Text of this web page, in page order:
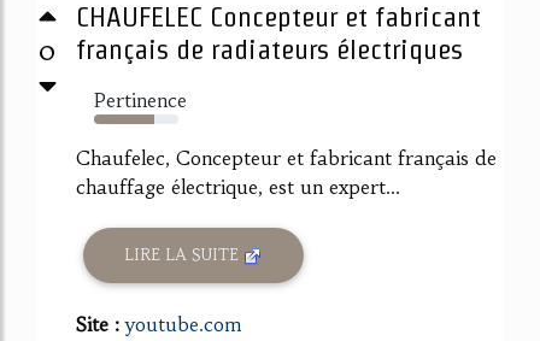
0
CHAUFELEC Concepteur et fabricant
français de radiateurs électriques
Pertinence
71%
Chaufelec, Concepteur et fabricant français de
chauffage électrique, est un expert...
LIRE LA SUITE
Site :youtube.com